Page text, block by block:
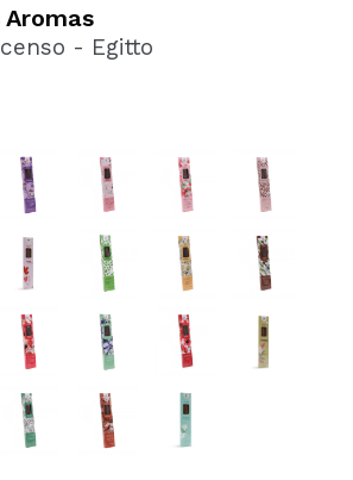
su Maquibeauty.it potrai fare i tuoi
controllare lo stato dei tuoi ordini e
precedenti.
UN ACCOUNT
Aromas
- Egitto